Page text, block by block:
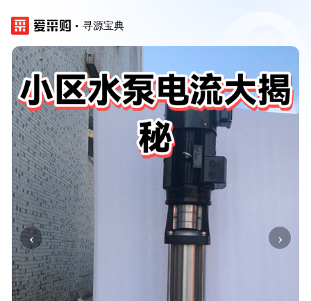
寻源宝典
‹ ›